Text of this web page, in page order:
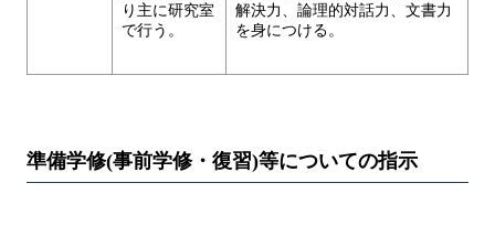
り主に研究室
で行う。
解決力、論理的対話力、文書力
を身につける。
準備学修(事前学修・復習)等についての指示